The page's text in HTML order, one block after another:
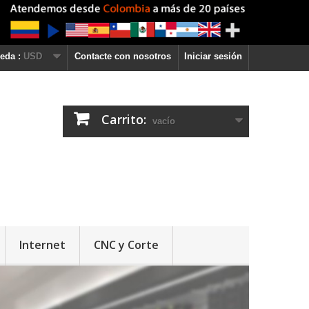
Iniciar sesión
Contacte con nosotros
: USD
Carrito: vacío
Internet CNC y Corte